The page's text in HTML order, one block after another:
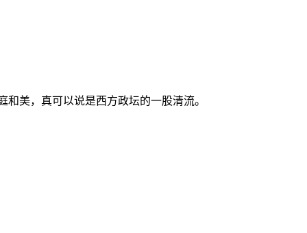
美，真可以说是西方政坛的一股清流。